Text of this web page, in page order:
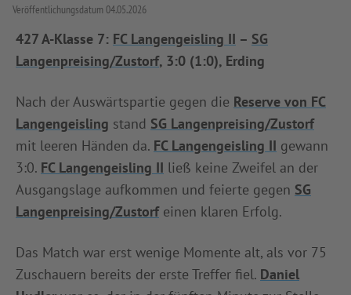
AUSBILDUNG & FÖRDERUNG
DER VERBAND
INFOTHEK SPIELPLUS
Veröffentlichungsdatum 04.05.2026
427 A-Klasse 7: FC Langengeisling II – SG
Langenpreising/Zustorf, 3:0 (1:0), Erding
Nach der Auswärtspartie gegen die Reserve von FC
Langengeisling stand SG Langenpreising/Zustorf
mit leeren Händen da. FC Langengeisling II gewann
3:0. FC Langengeisling II ließ keine Zweifel an der
Ausgangslage aufkommen und feierte gegen SG
Langenpreising/Zustorfeinen klaren Erfolg.
Das Match war erst wenige Momente alt, als vor 75
Zuschauern bereits der erste Treffer fiel. Daniel